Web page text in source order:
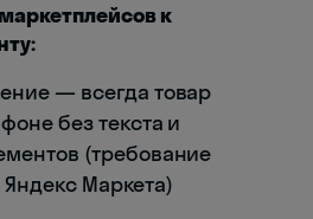
к
— всегда товар
без текста и
(требование
Яндекс Маркета)